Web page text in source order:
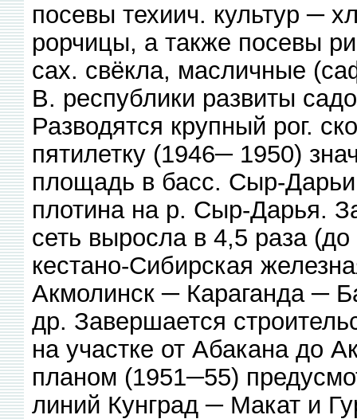
посевы техиич. культур ─
рорчицы, а также посевы
сах. свёкла, масличные
В. республики развиты
Разводятся крупный рог.
пятилетку (1946─ 1950)
площадь в басс. Сыр-
плотина на р. Сыр-Дарья.
сеть выросла в 4,5 раза
кестано-Сибирская
Акмолинск ─ Караганда ─
др. Завершается
на участке от Абакана до
планом (1951─55)
линий Кунград ─ Макат и